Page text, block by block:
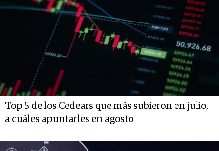
Top 5 de los Cedears que más subieron en julio,
a cuáles apuntarles en agosto